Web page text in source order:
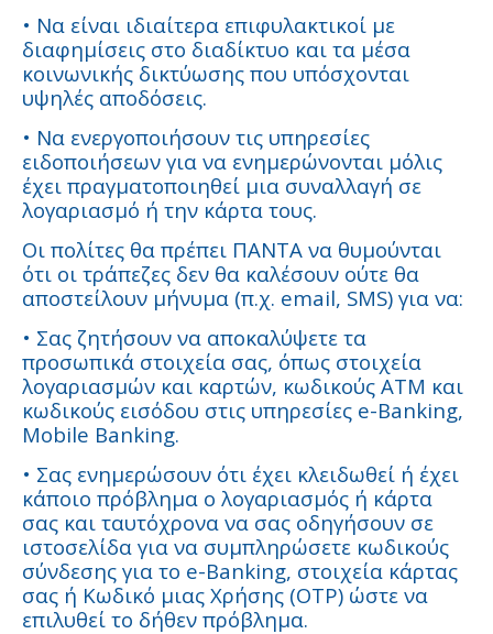
• Να είναι ιδιαίτερα επιφυλακτικοί με
διαφημίσεις στο διαδίκτυο και τα μέσα
κοινωνικής δικτύωσης που υπόσχονται
υψηλές αποδόσεις.
• Να ενεργοποιήσουν τις υπηρεσίες
ειδοποιήσεων για να ενημερώνονται μόλις
έχει πραγματοποιηθεί μια συναλλαγή σε
λογαριασμό ή την κάρτα τους.
Οι πολίτες θα πρέπει ΠΑΝΤΑ να θυμούνται
ότι οι τράπεζες δεν θα καλέσουν ούτε θα
αποστείλουν μήνυμα (π.χ. email, SMS) για να:
• Σας ζητήσουν να αποκαλύψετε τα
προσωπικά στοιχεία σας, όπως στοιχεία
λογαριασμών και καρτών, κωδικούς ΑΤΜ και
κωδικούς εισόδου στις υπηρεσίες e-Banking,
Mobile Banking.
• Σας ενημερώσουν ότι έχει κλειδωθεί ή έχει
κάποιο πρόβλημα ο λογαριασμός ή κάρτα
σας και ταυτόχρονα να σας οδηγήσουν σε
ιστοσελίδα για να συμπληρώσετε κωδικούς
σύνδεσης για το e-Banking, στοιχεία κάρτας
σας ή Κωδικό μιας Χρήσης (OTP) ώστε να
επιλυθεί το δήθεν πρόβλημα.